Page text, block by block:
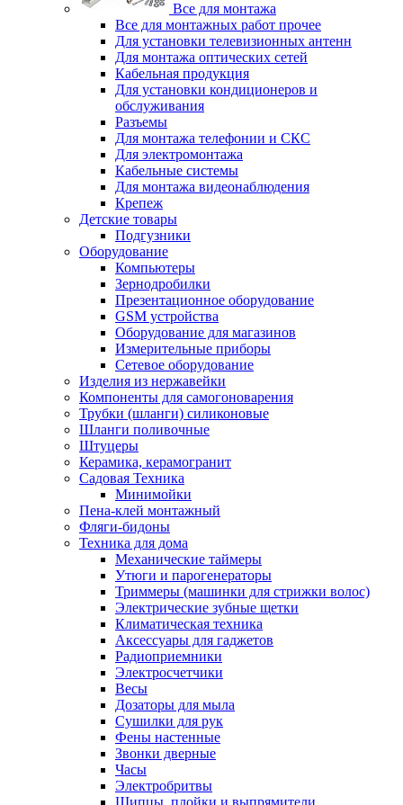
Все для монтажа
Все для монтажных работ прочее
Для установки телевизионных антенн
Для монтажа оптических сетей
Кабельная продукция
Для установки кондиционеров и
обслуживания
Разъемы
Для монтажа телефонии и СКС
Для электромонтажа
Кабельные системы
Для монтажа видеонаблюдения
Крепеж
Детские товары
Подгузники
Оборудование
Компьютеры
Зернодробилки
Презентационное оборудование
GSM устройства
Оборудование для магазинов
Измерительные приборы
Сетевое оборудование
Изделия из нержавейки
Компоненты для самогоноварения
Трубки (шланги) силиконовые
Шланги поливочные
Штуцеры
Керамика, керамогранит
Садовая Техника
Минимойки
Пена-клей монтажный
Фляги-бидоны
Техника для дома
Механические таймеры
Утюги и парогенераторы
Триммеры (машинки для стрижки волос)
Электрические зубные щетки
Климатическая техника
Аксессуары для гаджетов
Радиоприемники
Электросчетчики
Весы
Дозаторы для мыла
Сушилки для рук
Фены настенные
Звонки дверные
Часы
Электробритвы
Щипцы, плойки и выпрямители